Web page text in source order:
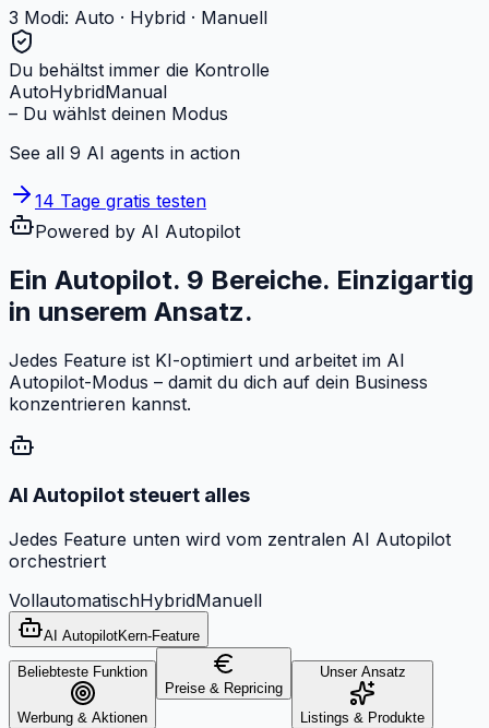
3 Modi: Auto · Hybrid · Manuell
Du behältst immer die Kontrolle
AutoHybridManual
– Du wählst deinen Modus
See all 9 AI agents in action
14 Tage gratis testen
Powered by AI Autopilot
Ein Autopilot. 9 Bereiche. Einzigartig
in unserem Ansatz.
Jedes Feature ist KI-optimiert und arbeitet im AI
Autopilot-Modus – damit du dich auf dein Business
konzentrieren kannst.
AI Autopilot steuert alles
Jedes Feature unten wird vom zentralen AI Autopilot
orchestriert
VollautomatischHybridManuell
AI AutopilotKern-Feature
Beliebteste Funktion
Werbung & Aktionen
Preise & Repricing
Unser Ansatz
Listings & Produkte